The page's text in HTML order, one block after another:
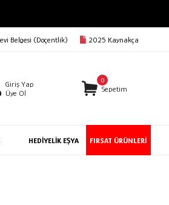
Belgesi (Doçentlik) 2025 Kaynakça
Giriş Yap
Üye Ol
0
Sepetim
HEDİYELİK EŞYA FIRSAT ÜRÜNLERİ